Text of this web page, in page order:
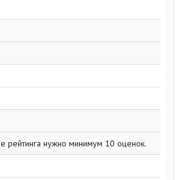
рейтинга нужно минимум 10 оценок.